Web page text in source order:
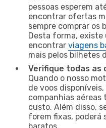
pessoas esperem
encontrar ofertas
sempre comprar os
Desta forma, existe
encontrar viagens
mais pelos bilhetes
Verifique todas as
Quando o nosso
de voos
companhias aéreas
custo. Além disso,
forem fixas, poderá